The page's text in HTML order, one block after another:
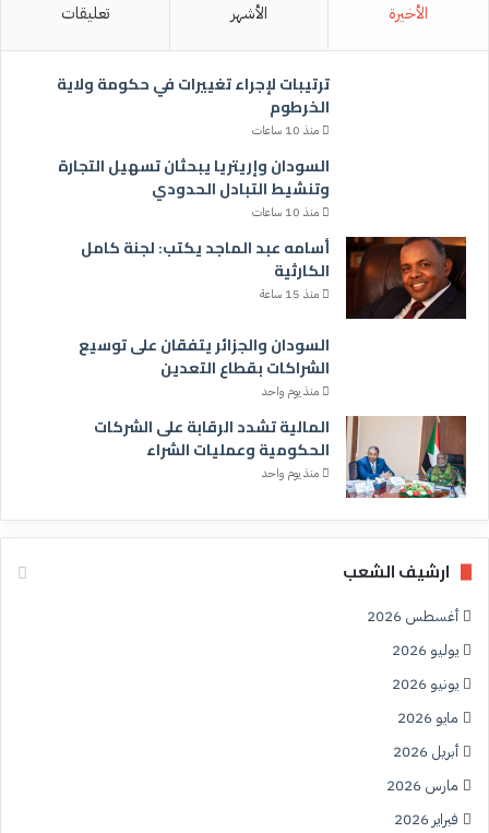
الأخيرة الأشهر تعليقات
ترتيبات لإجراء تغييرات في حكومة ولاية
الخرطوم
منذ 10 ساعات
السودان وإريتريا يبحثان تسهيل التجارة
وتنشيط التبادل الحدودي
منذ 10 ساعات
أسامه عبد الماجد يكتب: لجنة كامل
الكارثية
منذ 15 ساعة
السودان والجزائر يتفقان على توسيع
الشراكات بقطاع التعدين
منذ يوم واحد
المالية تشدد الرقابة على الشركات
الحكومية وعمليات الشراء
منذ يوم واحد
ارشيف الشعب
أغسطس 2026
يوليو 2026
يونيو 2026
مايو 2026
أبريل 2026
مارس 2026
فبراير 2026